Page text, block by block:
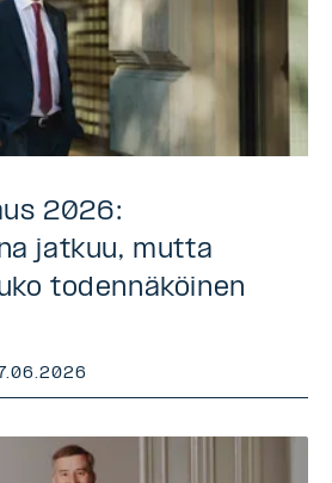
2026:
jatkuu, mutta
todennäköinen